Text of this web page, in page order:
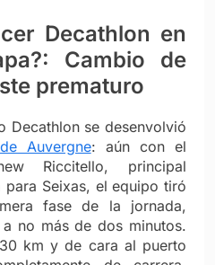
Decathlon en
Cambio de
prematuro
Decathlon se desenvolvió
Auvergne: aún con el
Riccitello, principal
Seixas, el equipo tiró
fase de la jornada,
no más de dos minutos.
km y de cara al puerto